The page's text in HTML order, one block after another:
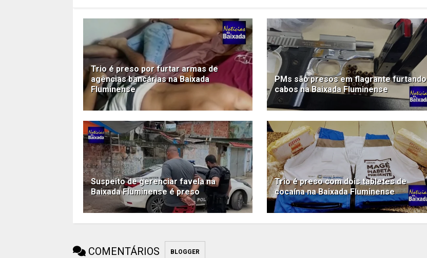
Trio é preso por furtar armas de
agências bancárias na Baixada
Fluminense
PMs são presos em flagrante furtando
cabos na Baixada Fluminense
Suspeito de gerenciar favela na
Baixada Fluminense é preso
Trio é preso com dois tabletes de
cocaína na Baixada Fluminense
COMENTÁRIOS BLOGGER